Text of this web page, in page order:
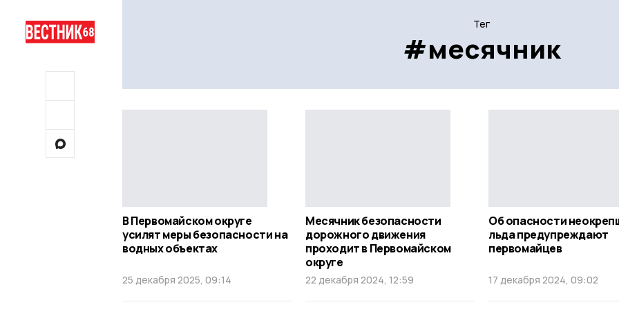
Тег
#месячник
В Первомайском округе
усилят меры безопасности на
водных объектах
25 декабря 2025, 09:14
Месячник безопасности
дорожного движения
проходит в Первомайском
округе
22 декабря 2024, 12:59
Об опасности
льда предупреждают
первомайцев
17 декабря 2024, 09:02